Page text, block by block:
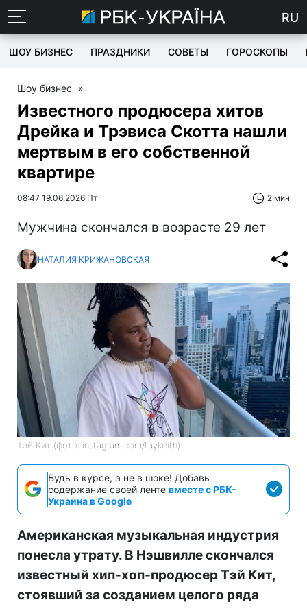
RU
ШОУ БИЗНЕС ПРАЗДНИКИ СОВЕТЫ ГОРОСКОПЫ
Шоу бизнес »
Известного продюсера хитов
Дрейка и Трэвиса Скотта нашли
мертвым в его собственной
квартире
08:47 19.06.2026 Пт 2 мин
Мужчина скончался в возрасте 29 лет
НАТАЛИЯ КРИЖАНОВСКАЯ
Тэй Кит (фото: instagram.com/taykeith)
Будь в курсе, а не в шоке! Добавь
содержание своей ленте вместе с РБК-
Украина в Google
Американская музыкальная индустрия
понесла утрату. В Нэшвилле скончался
известный хип-хоп-продюсер Тэй Кит,
стоявший за созданием целого ряда